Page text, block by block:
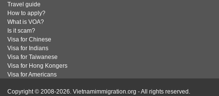
Travel guide
How to apply?
What is VOA?
Is it scam?
Visa for Chinese
Visa for Indians
Visa for Taiwanese
Visa for Hong Kongers
Visa for Americans
Copyright © 2008-2026. Vietnamimmigration.org - All rights reserved.